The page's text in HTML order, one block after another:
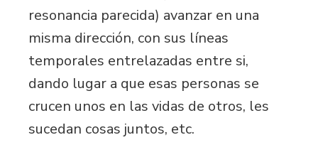
resonancia parecida) avanzar en una
misma dirección, con sus líneas
temporales entrelazadas entre si,
dando lugar a que esas personas se
crucen unos en las vidas de otros, les
sucedan cosas juntos, etc.